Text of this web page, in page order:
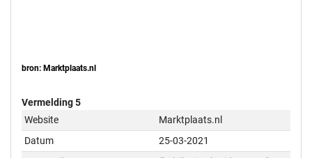
bron: Marktplaats.nl
Vermelding 5
Website
Marktplaats.nl
Datum
25-03-2021